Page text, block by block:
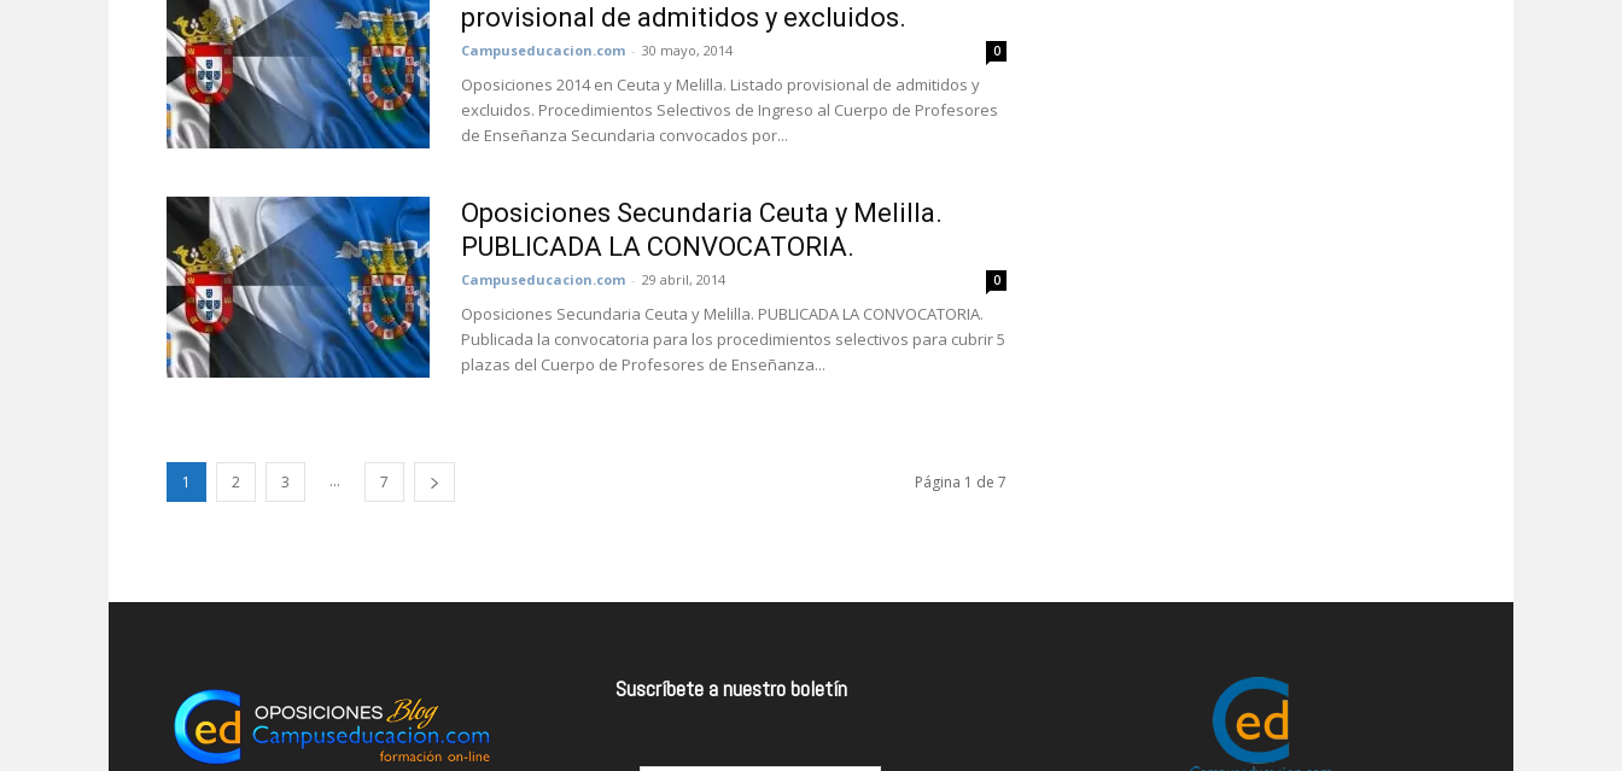
provisional de admitidos y excluidos.
Campuseducacion.com - 30 mayo, 2014 0
Oposiciones 2014 en Ceuta y Melilla. Listado provisional de admitidos y
excluidos. Procedimientos Selectivos de Ingreso al Cuerpo de Profesores
de Enseñanza Secundaria convocados por...
Oposiciones Secundaria Ceuta y Melilla.
PUBLICADA LA CONVOCATORIA.
Campuseducacion.com - 29 abril, 2014 0
Oposiciones Secundaria Ceuta y Melilla. PUBLICADA LA CONVOCATORIA.
Publicada la convocatoria para los procedimientos selectivos para cubrir 5
plazas del Cuerpo de Profesores de Enseñanza...
1 2 3 ... 7 Página 1 de 7
Suscríbete a nuestro boletín